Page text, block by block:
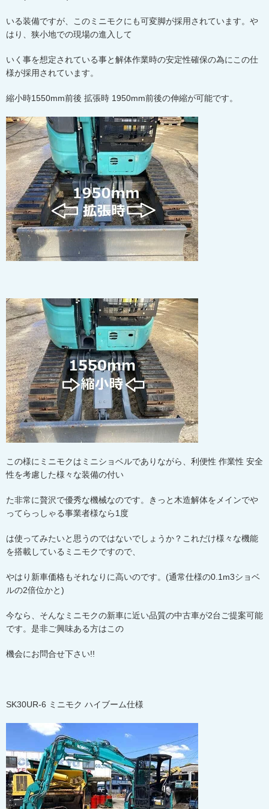
いる装備ですが、このミニモクにも可変脚が採用されています。や
はり、狭小地での現場の進入して
いく事を想定されている事と解体作業時の安定性確保の為にこの仕
様が採用されています。
縮小時1550mm前後 拡張時 1950mm前後の伸縮が可能です。
この様にミニモクはミニショベルでありながら、利便性 作業性 安全
性を考慮した様々な装備の付い
た非常に贅沢で優秀な機械なのです。きっと木造解体をメインでや
ってらっしゃる事業者様なら1度
は使ってみたいと思うのではないでしょうか？これだけ様々な機能
を搭載しているミニモクですので、
やはり新車価格もそれなりに高いのです。 (通常仕様の0.1m3ショベ
ルの2倍位かと)
今なら、そんなミニモクの新車に近い品質の中古車が2台ご提案可能
です。是非ご興味ある方はこの
機会にお問合せ下さい!!
SK30UR-6 ミニモク ハイブーム仕様